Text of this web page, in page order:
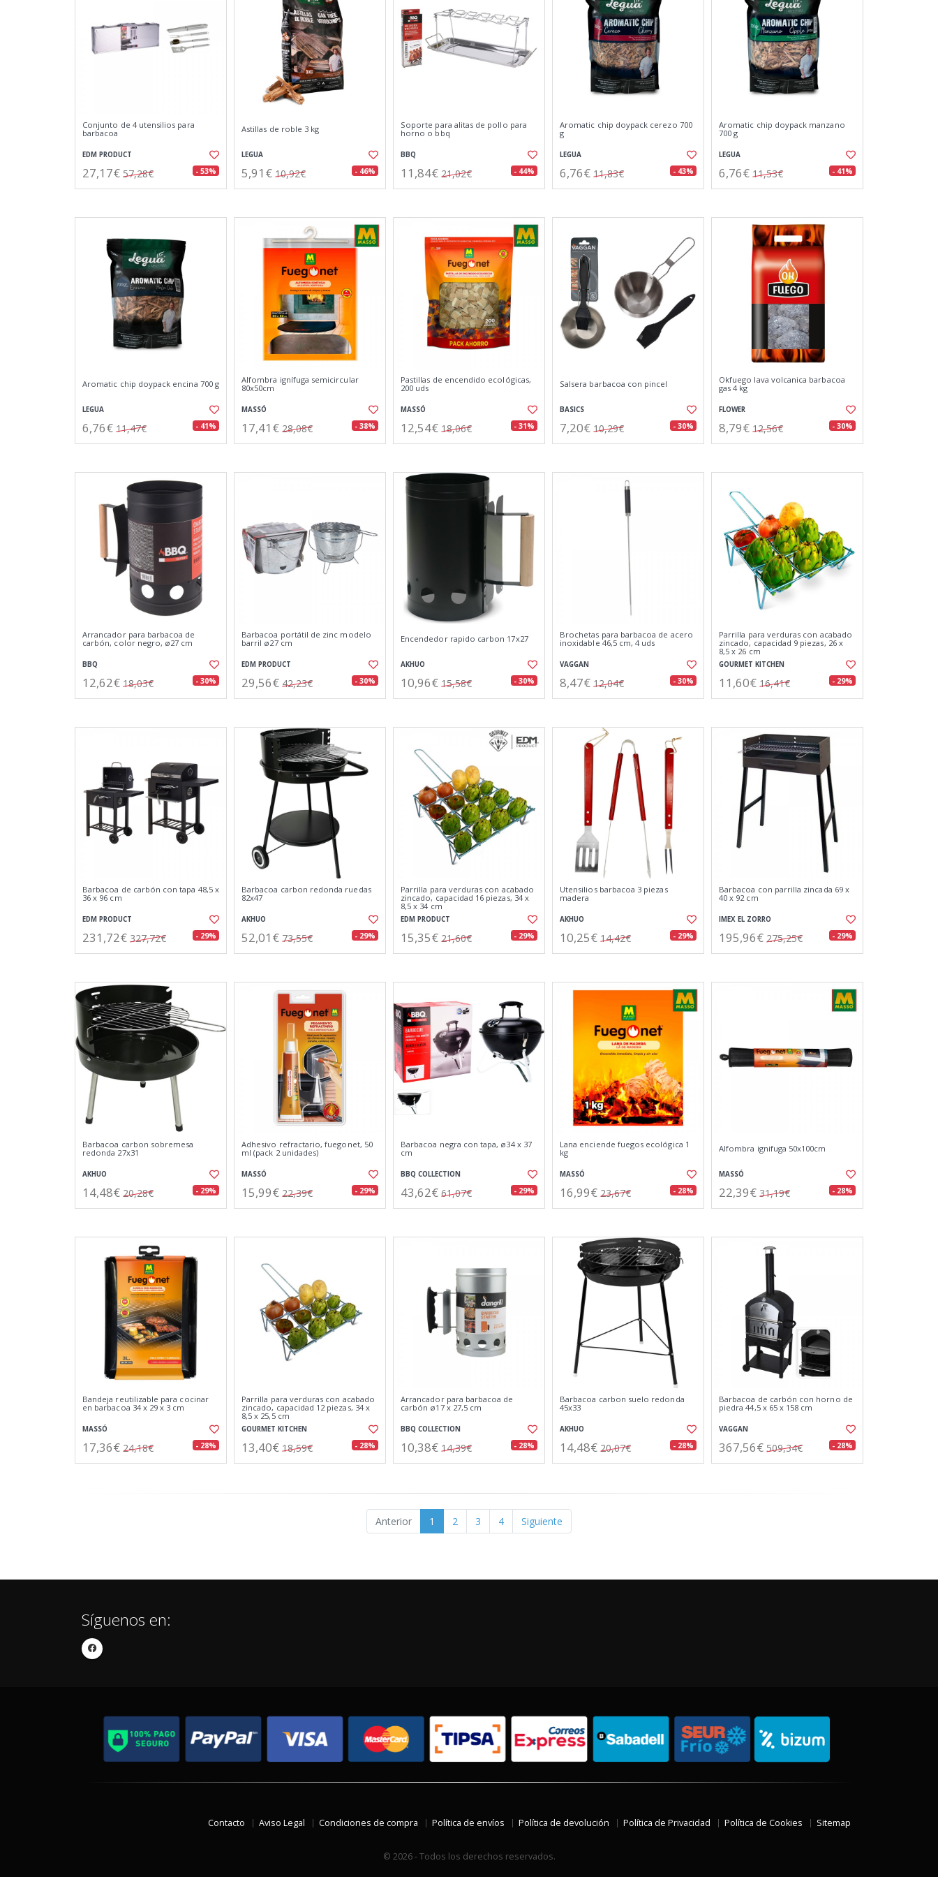
Conjunto de 4 utensilios para
barbacoa
EDM PRODUCT
27,17€ 57,28€ - 53%
Astillas de roble 3 kg
LEGUA
5,91€ 10,92€ - 46%
Soporte para alitas de pollo para
horno o bbq
BBQ
11,84€ 21,02€ - 44%
Aromatic chip doypack cerezo 700
g
LEGUA
6,76€ 11,83€ - 43%
Aromatic chip doypack manzano
700 g
LEGUA
6,76€ 11,53€ - 41%
Aromatic chip doypack encina 700 g
LEGUA
6,76€ 11,47€ - 41%
Alfombra ignífuga semicircular
80x50cm
MASSÓ
17,41€ 28,08€ - 38%
Pastillas de encendido ecológicas,
200 uds
MASSÓ
12,54€ 18,06€ - 31%
Salsera barbacoa con pincel
BASICS
7,20€ 10,29€ - 30%
Okfuego lava volcanica barbacoa
gas 4 kg
FLOWER
8,79€ 12,56€ - 30%
Arrancador para barbacoa de
carbón, color negro, ø27 cm
BBQ
12,62€ 18,03€ - 30%
Barbacoa portátil de zinc modelo
barril ø27 cm
EDM PRODUCT
29,56€ 42,23€ - 30%
Encendedor rapido carbon 17x27
AKHUO
10,96€ 15,58€ - 30%
Brochetas para barbacoa de acero
inoxidable 46,5 cm, 4 uds
VAGGAN
8,47€ 12,04€ - 30%
Parrilla para verduras con acabado
zincado, capacidad 9 piezas, 26 x
8,5 x 26 cm
GOURMET KITCHEN
11,60€ 16,41€ - 29%
Barbacoa de carbón con tapa 48,5 x
36 x 96 cm
EDM PRODUCT
231,72€ 327,72€ - 29%
Barbacoa carbon redonda ruedas
82x47
AKHUO
52,01€ 73,55€ - 29%
Parrilla para verduras con acabado
zincado, capacidad 16 piezas, 34 x
8,5 x 34 cm
EDM PRODUCT
15,35€ 21,60€ - 29%
Utensilios barbacoa 3 piezas
madera
AKHUO
10,25€ 14,42€ - 29%
Barbacoa con parrilla zincada 69 x
40 x 92 cm
IMEX EL ZORRO
195,96€ 275,25€ - 29%
Barbacoa carbon sobremesa
redonda 27x31
AKHUO
14,48€ 20,28€ - 29%
Adhesivo refractario, fuegonet, 50
ml (pack 2 unidades)
MASSÓ
15,99€ 22,39€ - 29%
Barbacoa negra con tapa, ø34 x 37
cm
BBQ COLLECTION
43,62€ 61,07€ - 29%
Lana enciende fuegos ecológica 1
kg
MASSÓ
16,99€ 23,67€ - 28%
Alfombra ignifuga 50x100cm
MASSÓ
22,39€ 31,19€ - 28%
Bandeja reutilizable para cocinar
en barbacoa 34 x 29 x 3 cm
MASSÓ
17,36€ 24,18€ - 28%
Parrilla para verduras con acabado
zincado, capacidad 12 piezas, 34 x
8,5 x 25,5 cm
GOURMET KITCHEN
13,40€ 18,59€ - 28%
Arrancador para barbacoa de
carbón ø17 x 27,5 cm
BBQ COLLECTION
10,38€ 14,39€ - 28%
Barbacoa carbon suelo redonda
45x33
AKHUO
14,48€ 20,07€ - 28%
Barbacoa de carbón con horno de
piedra 44,5 x 65 x 158 cm
VAGGAN
367,56€ 509,34€ - 28%
Anterior 1 2 3 4 Siguiente
Síguenos en:
Contacto Aviso Legal Condiciones de compra Política de envíos Política de devolución Política de Privacidad Política de Cookies Sitemap
© 2026 - Todos los derechos reservados.